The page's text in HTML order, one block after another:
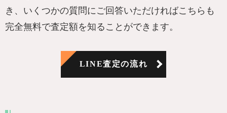
き、いくつかの質問にご回答いただければこちらも
完全無料で査定額を知ることができます。
LINE査定の流れ